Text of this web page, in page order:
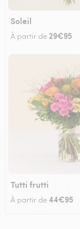
Soleil
À partir de29€95
Tutti frutti
À partir de44€95